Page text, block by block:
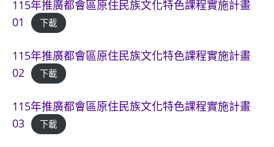
115年推廣都會區原住民族文化特色課程實施計畫
01
下載
115年推廣都會區原住民族文化特色課程實施計畫
02
下載
115年推廣都會區原住民族文化特色課程實施計畫
03
下載